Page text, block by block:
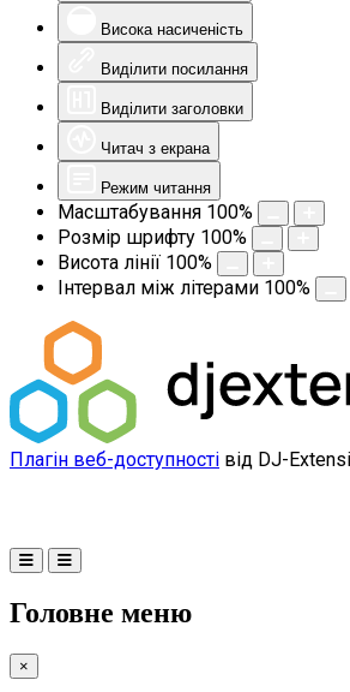
Висока насиченість
Виділити посилання
Виділити заголовки
Читач з екрана
Режим читання
Масштабування 100%
Розмір шрифту 100%
Висота лінії 100%
Інтервал між літерами 100%
Плагін веб-доступності від DJ-
Головне меню
×